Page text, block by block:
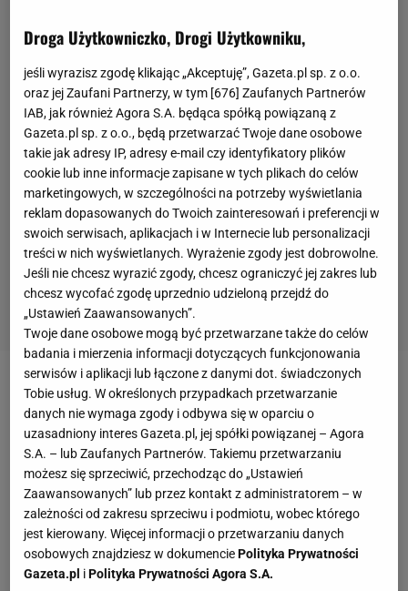
Wpiątekw Samarkandzie w Uzbekistanie Magnus
Carlsen po raz piąty w karierze zostałmistrzem
świataw szachach szybkich. Wcześniej triumfował
w Dubaju (2014), Berlinie (2015), Moskwie (2019), a
także w Ałmatach (2022). W turnieju wystąpiło 202
zawodników z 46 krajów. Wśród nich zwolennik
napaści Rosji na Ukrainę - Denis Chismatułlin.
Droga Użytkowniczko, Drogi Użytkowniku,
jeśli wyrazisz zgodę klikając „Akceptuję”, Gazeta.pl sp. z o.o.
oraz jej Zaufani Partnerzy, w tym [676] Zaufanych Partnerów
IAB, jak również Agora S.A. będąca spółką powiązaną z
Gazeta.pl sp. z o.o., będą przetwarzać Twoje dane osobowe
takie jak adresy IP, adresy e-mail czy identyfikatory plików
cookie lub inne informacje zapisane w tych plikach do celów
marketingowych, w szczególności na potrzeby wyświetlania
reklam dopasowanych do Twoich zainteresowań i preferencji w
swoich serwisach, aplikacjach i w Internecie lub personalizacji
treści w nich wyświetlanych. Wyrażenie zgody jest dobrowolne.
Jeśli nie chcesz wyrazić zgody, chcesz ograniczyć jej zakres lub
chcesz wycofać zgodę uprzednio udzieloną przejdź do
„Ustawień Zaawansowanych”.
Twoje dane osobowe mogą być przetwarzane także do celów
badania i mierzenia informacji dotyczących funkcjonowania
serwisów i aplikacji lub łączone z danymi dot. świadczonych
Tobie usług. W określonych przypadkach przetwarzanie
danych nie wymaga zgody i odbywa się w oparciu o
uzasadniony interes Gazeta.pl, jej spółki powiązanej – Agora
S.A. – lub Zaufanych Partnerów. Takiemu przetwarzaniu
możesz się sprzeciwić, przechodząc do „Ustawień
Zaawansowanych” lub przez kontakt z administratorem – w
zależności od zakresu sprzeciwu i podmiotu, wobec którego
jest kierowany. Więcej informacji o przetwarzaniu danych
osobowych znajdziesz w dokumenciePolityka Prywatności
Gazeta.pl iPolityka Prywatności Agora S.A.